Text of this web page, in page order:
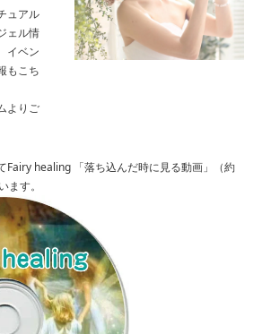
ュアル
ェル情
イベン
もこち
よりご
Fairy healing 「落ち込んだ時に見る動画」（約
ます。